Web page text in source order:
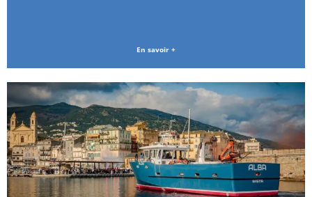
En savoir +